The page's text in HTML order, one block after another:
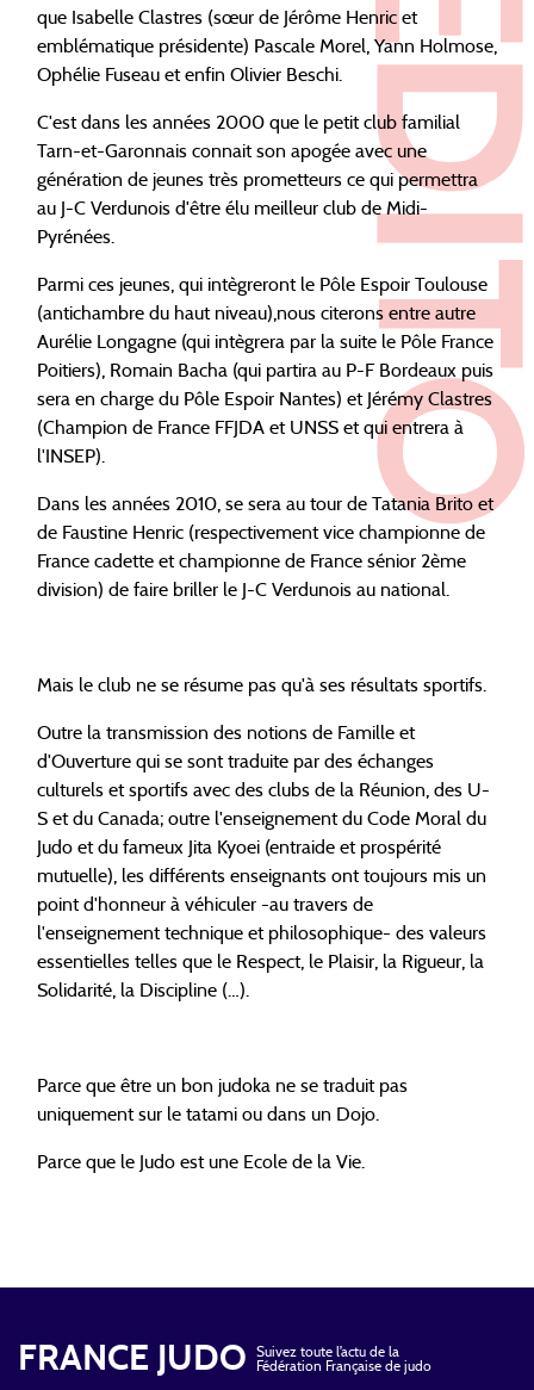
que Isabelle Clastres (sœur de Jérôme Henric et
emblématique présidente) Pascale Morel, Yann Holmose,
Ophélie Fuseau et enfin Olivier Beschi.
C'est dans les années 2000 que le petit club familial
Tarn-et-Garonnais connait son apogée avec une
génération de jeunes très prometteurs ce qui permettra
au J-C Verdunois d'être élu meilleur club de Midi-
Pyrénées.
Parmi ces jeunes, qui intègreront le Pôle Espoir Toulouse
(antichambre du haut niveau),nous citerons entre autre
Aurélie Longagne (qui intègrera par la suite le Pôle France
Poitiers), Romain Bacha (qui partira au P-F Bordeaux puis
sera en charge du Pôle Espoir Nantes) et Jérémy Clastres
(Champion de France FFJDA et UNSS et qui entrera à
l'INSEP).
Dans les années 2010, se sera au tour de Tatania Brito et
de Faustine Henric (respectivement vice championne de
France cadette et championne de France sénior 2ème
division) de faire briller le J-C Verdunois au national.
Mais le club ne se résume pas qu'à ses résultats sportifs.
Outre la transmission des notions de Famille et
d'Ouverture qui se sont traduite par des échanges
culturels et sportifs avec des clubs de la Réunion, des U-
S et du Canada; outre l'enseignement du Code Moral du
Judo et du fameux Jita Kyoei (entraide et prospérité
mutuelle), les différents enseignants ont toujours mis un
point d'honneur à véhiculer -au travers de
l'enseignement technique et philosophique- des valeurs
essentielles telles que le Respect, le Plaisir, la Rigueur, la
Solidarité, la Discipline (…).
Parce que être un bon judoka ne se traduit pas
uniquement sur le tatami ou dans un Dojo.
Parce que le Judo est une Ecole de la Vie.
FRANCE JUDO
Suivez toute l’actu de la
Fédération Française de judo